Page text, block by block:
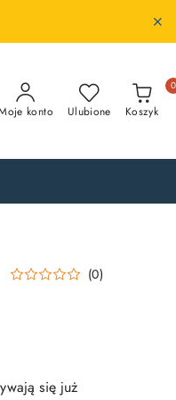
konto Ulubione Koszyk
0
(0)
się już